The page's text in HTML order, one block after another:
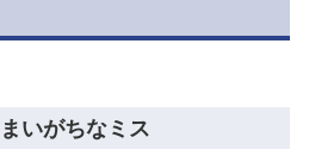
いがちなミス